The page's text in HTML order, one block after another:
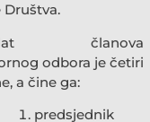
Društva.
članova
odbora je četiri
a čine ga:
predsjednik